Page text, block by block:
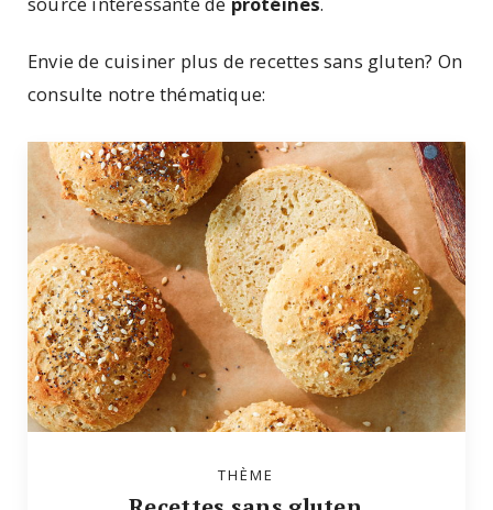
Envie de cuisiner plus de recettes sans gluten? On
consulte notre thématique:
THÈME